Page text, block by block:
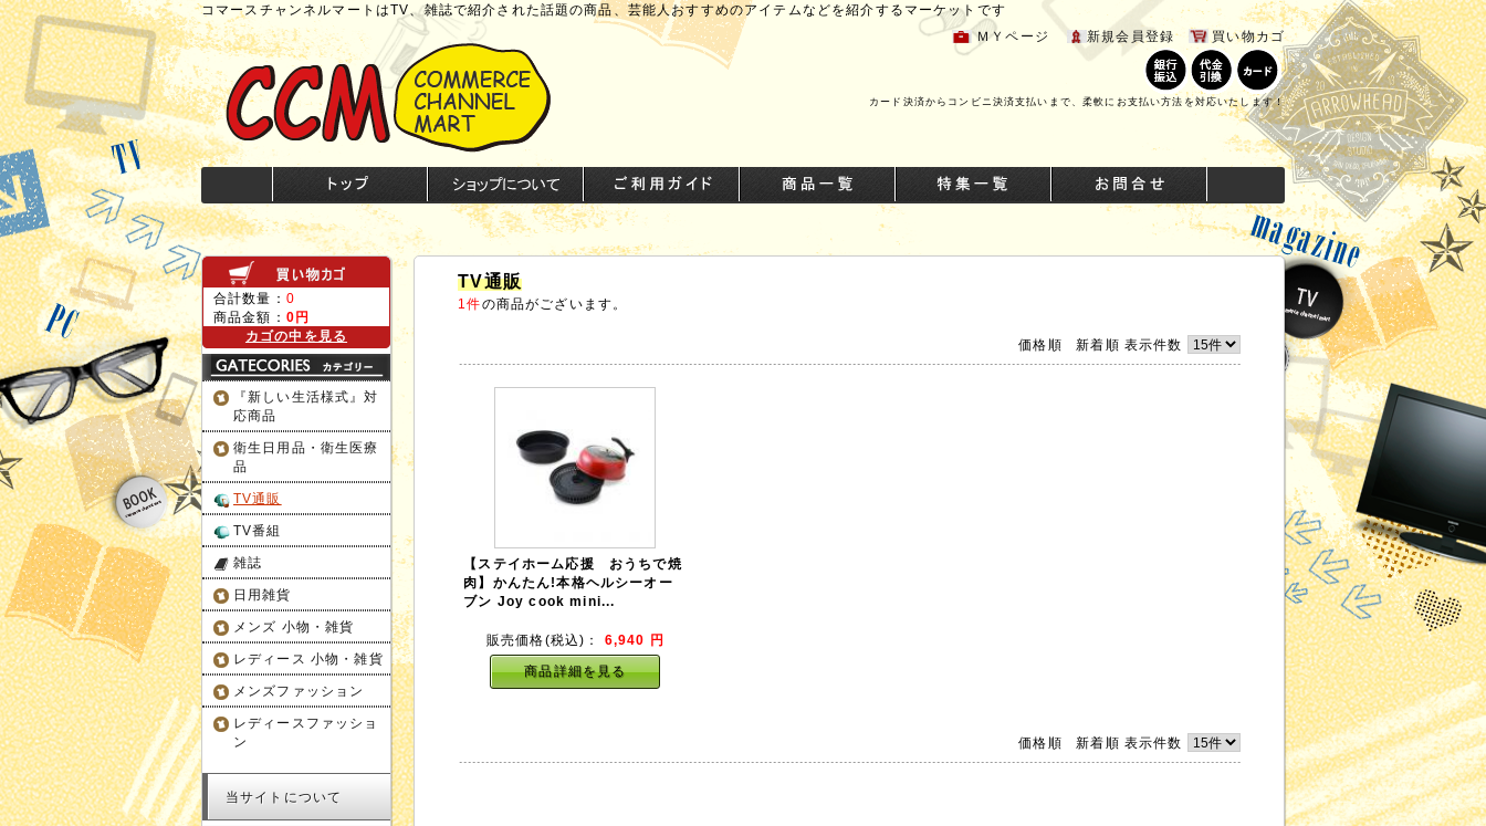
コマースチャンネルマートはTV、雑誌で紹介された話題の商品、芸能人おすすめのアイテムなどを紹介するマーケットです
ＭＹページ
新規会員登録 買い物カゴ
カード決済からコンビニ決済支払いまで、柔軟にお支払い方法を対応いたします！
合計数量： 0
商品金額： 0円
カゴの中を見る
『新しい生活様式』対
応商品
衛生日用品・衛生医療
品
TV通販
TV番組
雑誌
日用雑貨
メンズ 小物・雑貨
レディース 小物・雑貨
メンズファッション
レディースファッショ
ン
当サイトについて
TV通販
1件の商品がございます。
価格順 新着順 表示件数
【ステイホーム応援 おうちで焼
肉】かんたん!本格ヘルシーオー
ブン Joy cook mini...
販売価格(税込)： 6,940 円
商品詳細を見る
価格順 新着順 表示件数